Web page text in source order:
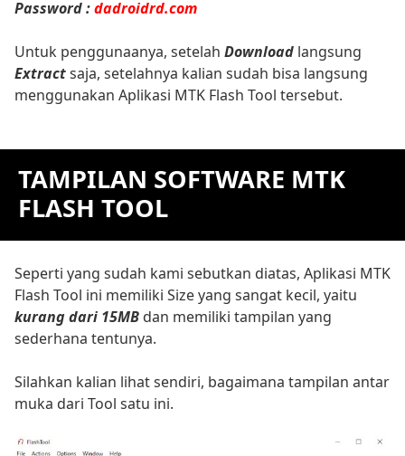
Password :dadroidrd.com
Untuk penggunaanya, setelah Download langsung
Extractsaja, setelahnya kalian sudah bisa langsung
menggunakan Aplikasi MTK Flash Tool tersebut.
TAMPILAN SOFTWARE MTK
FLASH TOOL
Seperti yang sudah kami sebutkan diatas, Aplikasi MTK
Flash Tool ini memiliki Size yang sangat kecil, yaitu
kurang dari 15MB dan memiliki tampilan yang
sederhana tentunya.
Silahkan kalian lihat sendiri, bagaimana tampilan antar
muka dari Tool satu ini.